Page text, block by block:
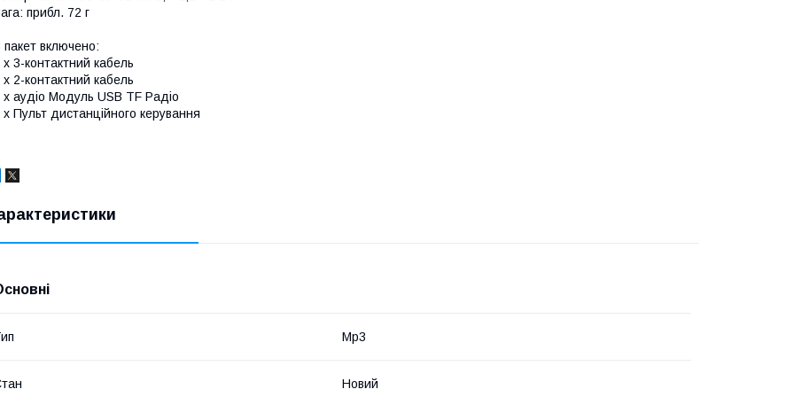
прибл. 72 г
пакет включено:
x 3-контактний кабель
x 2-контактний кабель
х аудіо Модуль USB TF Радіо
x Пульт дистанційного керування
Mp3
Новий